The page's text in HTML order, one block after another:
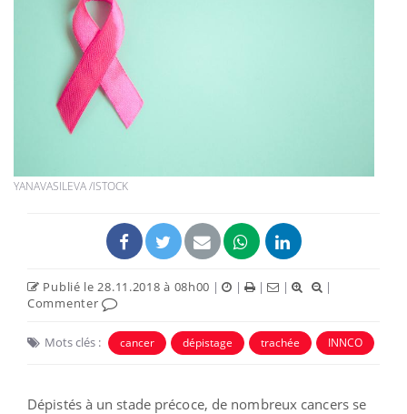
YANAVASILEVA /ISTOCK
Publié le 28.11.2018 à 08h00 | | | |
|
Commenter
Mots clés : cancer dépistage trachée INNCO
Dépistés à un stade précoce, de nombreux cancers se